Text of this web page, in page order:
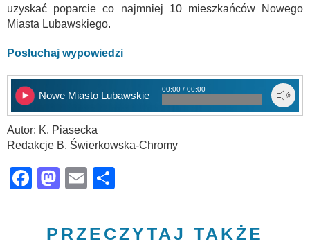
uzyskać poparcie co najmniej 10 mieszkańców Nowego
Miasta Lubawskiego.
Posłuchaj wypowiedzi
Nowe Miasto Lubawskie
00:00 / 00:00
Autor: K. Piasecka
Redakcje B. Świerkowska-Chromy
Facebook
Mastodon
Email
PRZECZYTAJ TAKŻE